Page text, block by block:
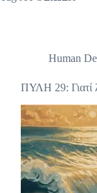
Human
ΠΥΛΗ 29: Γιατί